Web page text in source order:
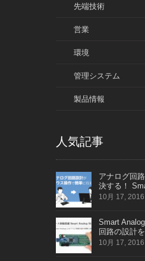
先端技術
営業
環境
管理システム
製品情報
人気記事
アナログ回
決する！
10月 17, 2016
Smart
回路の設計
10月 17, 2016